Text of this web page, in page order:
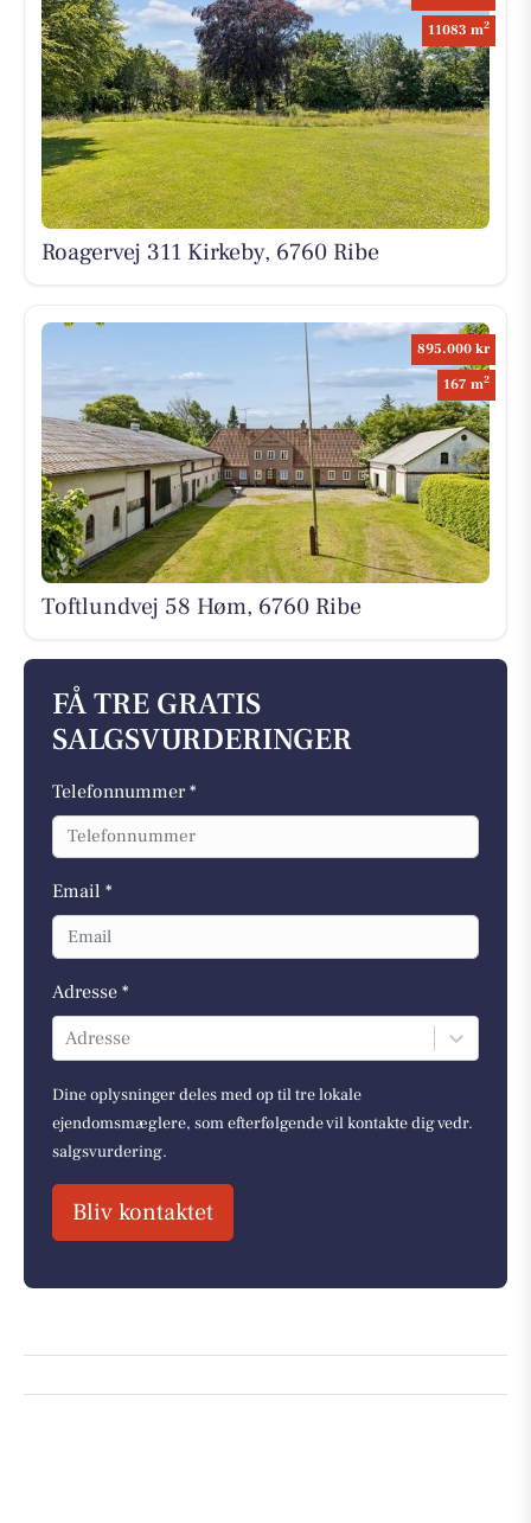
11083 m2
Roagervej 311 Kirkeby, 6760 Ribe
895.000 kr
167 m2
Toftlundvej 58 Høm, 6760 Ribe
FÅ TRE GRATIS
SALGSVURDERINGER
Telefonnummer *
Email *
Adresse *
Adresse
Dine oplysninger deles med op til tre lokale
ejendomsmæglere, som efterfølgende vil kontakte dig vedr.
salgsvurdering.
Bliv kontaktet